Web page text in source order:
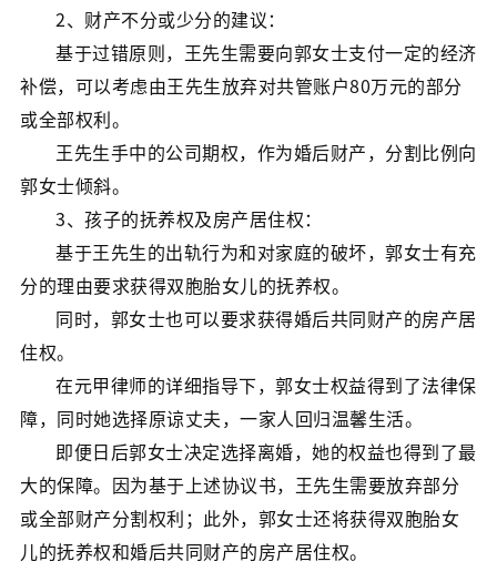
2、财产不分或少分的建议：
基于过错原则，王先生需要向郭女士支付一定的经济
补偿，可以考虑由王先生放弃对共管账户80万元的部分
或全部权利。
王先生手中的公司期权，作为婚后财产，分割比例向
郭女士倾斜。
3、孩子的抚养权及房产居住权：
基于王先生的出轨行为和对家庭的破坏，郭女士有充
分的理由要求获得双胞胎女儿的抚养权。
同时，郭女士也可以要求获得婚后共同财产的房产居
住权。
在元甲律师的详细指导下，郭女士权益得到了法律保
障，同时她选择原谅丈夫，一家人回归温馨生活。
即便日后郭女士决定选择离婚，她的权益也得到了最
大的保障。因为基于上述协议书，王先生需要放弃部分
或全部财产分割权利；此外，郭女士还将获得双胞胎女
儿的抚养权和婚后共同财产的房产居住权。